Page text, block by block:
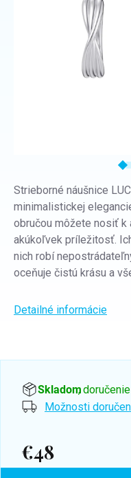
Strieborné náušnice
minimalistickej
obručou môžete nosiť k
akúkoľvek príležitosť.
nich robí
oceňuje čistú krásu a
Detailné informácie
Skladom,
Možnosti
€48
Jednotková